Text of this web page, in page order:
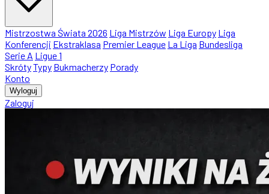
Mistrzostwa Świata 2026 Liga Mistrzów Liga Europy Liga
Konferencji Ekstraklasa Premier League La Liga Bundesliga
Serie A Ligue 1
SkrótyTypy Bukmacherzy Porady
Konto
Wyloguj
Zaloguj